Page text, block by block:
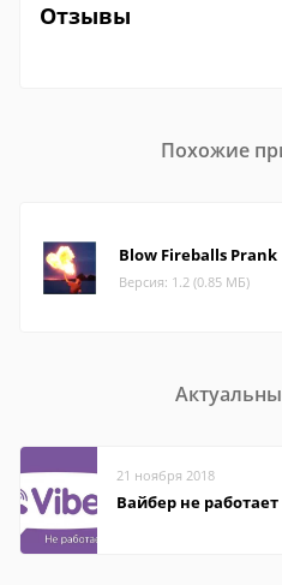
Отзывы
Похожие
Blow Fireballs Prank
Версия: 1.2 (0.85 МБ)
21 ноября 2018
Вайбер не работает